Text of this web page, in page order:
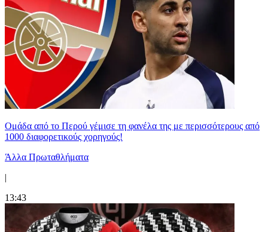
Ομάδα από το Περού γέμισε τη φανέλα της με περισσότερους από
1000 διαφορετικούς χορηγούς!
Άλλα Πρωταθλήματα
|
13:43